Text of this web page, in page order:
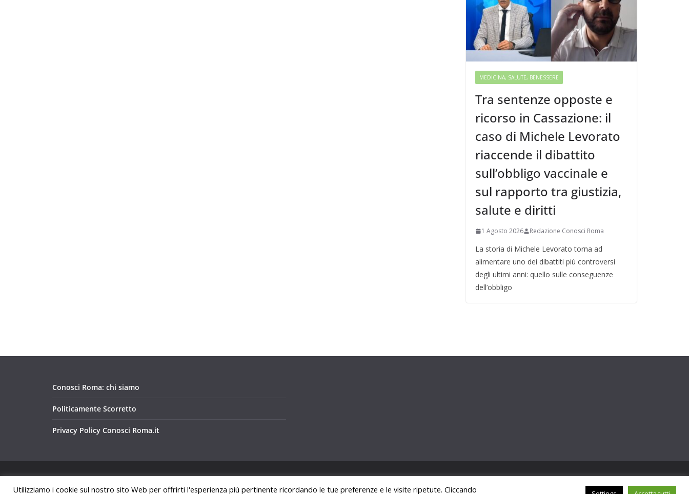
MEDICINA, SALUTE, BENESSERE
Tra sentenze opposte e
ricorso in Cassazione: il
caso di Michele Levorato
riaccende il dibattito
sull’obbligo vaccinale e
sul rapporto tra giustizia,
salute e diritti
1 Agosto 2026 Redazione Conosci Roma
La storia di Michele Levorato torna ad
alimentare uno dei dibattiti più controversi
degli ultimi anni: quello sulle conseguenze
dell’obbligo
Conosci Roma: chi siamo
Politicamente Scorretto
Privacy Policy Conosci Roma.it
Utilizziamo i cookie sul nostro sito Web per offrirti l'esperienza più pertinente ricordando le tue preferenze e le visite ripetute. Cliccando